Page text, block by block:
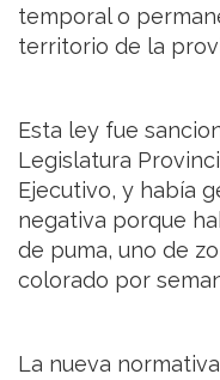
temporal o
territorio de la
Esta ley fue
Legislatura
Ejecutivo, y había
negativa porque
de puma, uno de
colorado por
La nueva